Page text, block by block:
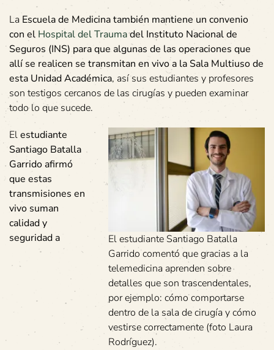
La Escuela de Medicina también mantiene un convenio
con el Hospital del Traumadel Instituto Nacional de
Seguros (INS) para que algunas de las operaciones que
allí se realicen se transmitan en vivo a la Sala Multiuso de
esta Unidad Académica, así sus estudiantes y profesores
son testigos cercanos de las cirugías y pueden examinar
todo lo que sucede.
El estudiante Santiago Batalla
Garrido comentó que gracias a la
telemedicina aprenden sobre
detalles que son trascendentales,
por ejemplo: cómo comportarse
dentro de la sala de cirugía y cómo
vestirse correctamente (foto Laura
Rodríguez).
Elestudiante
Santiago Batalla
Garrido afirmó
que estas
transmisiones en
vivo suman
calidad y
seguridad a